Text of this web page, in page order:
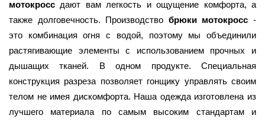
мотокросс дают вам легкость и ощущение комфорта, а
также долговечность. Производство брюки мотокросс -
это комбинация огня с водой, поэтому мы объединили
растягивающие элементы с использованием прочных и
дышащих тканей. В одном продукте. Специальная
конструкция разреза позволяет гонщику управлять своим
телом не имея дискомфорта. Наша одежда изготовлена из
лучшего материала по самым высоким стандартам и